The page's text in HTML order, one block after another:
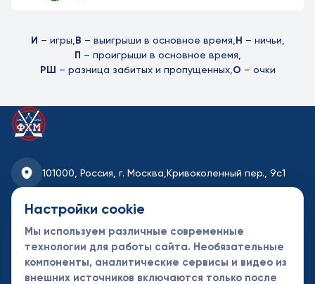
И – игры, В – выигрыши в основное время, Н – ничьи,
П – проигрыши в основное время,
РШ – разница забитых и пропущенных, О – очки
101000, Россия, г. Москва, Кривоколенный пер., 9с1
fhmoscow@mail.ru
8-495-621-35-95
Новости
Турниры
Контакты
Настройки cookie
Мы используем различные современные
технологии для работы сайта. Необязательные
компоненты, аналитические сервисы и видео из
внешних источников включаются только после